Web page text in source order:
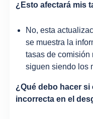
¿Esto afectará mis
No, esta
se muestra la
tasas de comisión
siguen siendo los
¿Qué debo hacer
incorrecta en el